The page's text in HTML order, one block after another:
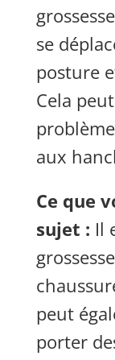
se
posture
Cela
aux
Ce que
sujet : Il
peut
porter